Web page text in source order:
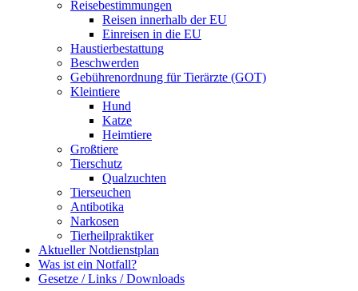
Reisebestimmungen
Reisen innerhalb der EU
Einreisen in die EU
Haustierbestattung
Beschwerden
Gebührenordnung für Tierärzte (GOT)
Kleintiere
Hund
Katze
Heimtiere
Großtiere
Tierschutz
Qualzuchten
Tierseuchen
Antibotika
Narkosen
Tierheilpraktiker
Aktueller Notdienstplan
Was ist ein Notfall?
Gesetze / Links / Downloads